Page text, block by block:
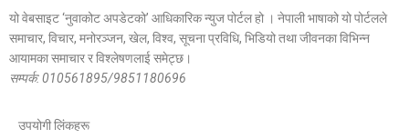
यो वेबसाइट ‘नुवाकोट अपडेटको’ आधिकारिक न्युज पोर्टल हो । नेपाली भाषाको यो पोर्टलले
समाचार, विचार, मनोरञ्जन, खेल, विश्व, सूचना प्रविधि, भिडियो तथा जीवनका विभिन्न
आयामका समाचार र विश्लेषणलाई समेट्छ।
सम्पर्क: 010561895/9851180696
उपयोगी लिंकहरू